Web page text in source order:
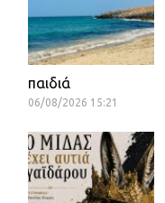
παιδιά
06/08/2026 15:21